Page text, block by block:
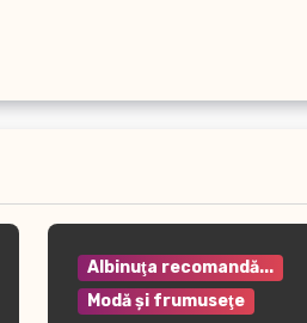
Albinuţa recomandă...
Modă şi frumuseţe